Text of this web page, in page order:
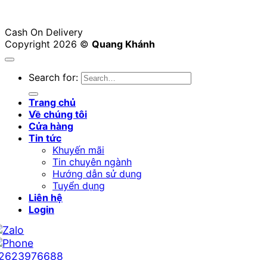
Cash On Delivery
Copyright 2026 © Quang Khánh
Search for:
Trang chủ
Về chúng tôi
Cửa hàng
Tin tức
Khuyến mãi
Tin chuyên ngành
Hướng dẫn sử dụng
Tuyển dụng
Liên hệ
Login